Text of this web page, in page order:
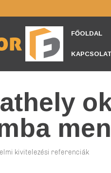
FŐOLDAL
KAPCSOLAT
kivitelezési referenciák